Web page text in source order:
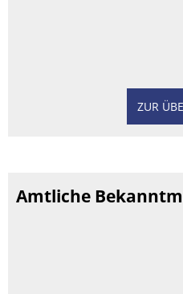
ZUR
Amtliche